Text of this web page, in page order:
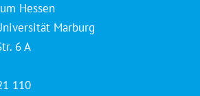
Hessen
Marburg
6 A
110